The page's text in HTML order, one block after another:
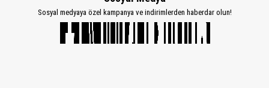
Sosyal medyaya özel kampanya ve indirimlerden haberdar olun!